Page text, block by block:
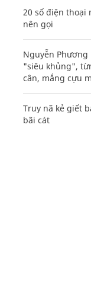
20 số điện thoại
nên gọi
Nguyễn
"siêu khủng",
cân, mắng cựu
Truy nã kẻ giết
bãi cát